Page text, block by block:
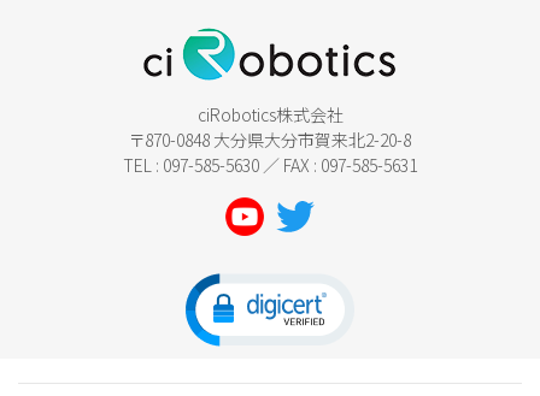
ciRobotics株式会社
〒870-0848 大分県大分市賀来北2-20-8
TEL : 097-585-5630 ／ FAX : 097-585-5631